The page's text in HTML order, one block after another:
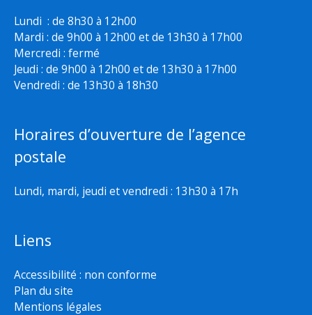
Lundi : de 8h30 à 12h00
Mardi : de 9h00 à 12h00 et de 13h30 à 17h00
Mercredi : fermé
Jeudi : de 9h00 à 12h00 et de 13h30 à 17h00
Vendredi : de 13h30 à 18h30
Horaires d’ouverture de l’agence
postale
Lundi, mardi, jeudi et vendredi : 13h30 à 17h
Liens
Accessibilité : non conforme
Plan du site
Mentions légales